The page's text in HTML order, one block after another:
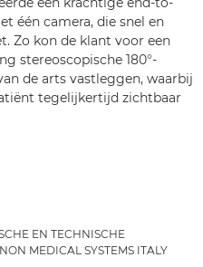
één camera, die snel en
Zo kon de klant voor een
stereoscopische 180°-
de arts vastleggen, waarbij
tegelijkertijd zichtbaar
EN TECHNISCHE
MEDICAL SYSTEMS ITALY